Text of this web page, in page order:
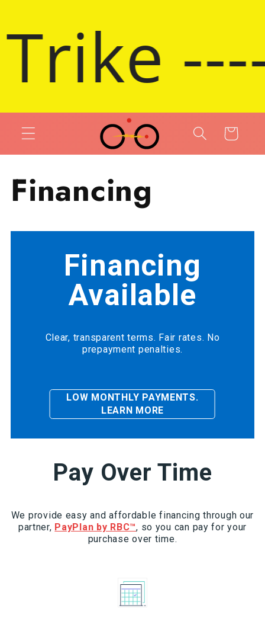
Panier
Financing
Financing
Available
Clear, transparent terms. Fair rates. No
prepayment penalties.
LOW MONTHLY PAYMENTS.
LEARN MORE
Pay Over Time
We provide easy and affordable financing through our
partner, PayPlan by RBC™, so you can pay for your
purchase over time.